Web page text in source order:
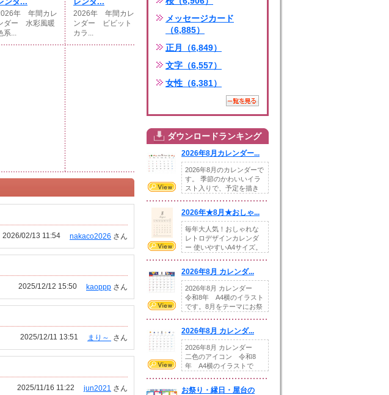
年 年間カレ
ダー 水彩風暖
系...
2026年 年間カレ
ンダー ビビット
カラ...
nakaco2026 さん
2026/02/13 11:54
kaoppp さん
2025/12/12 15:50
まり～ さん
2025/12/11 13:51
jun2021 さん
2025/11/16 11:22
メッセージカード
（6,885）
正月（6,849）
文字（6,557）
女性（6,381）
ダウンロードランキング
2026年8月カレンダー...
2026年8月のカレンダーで
す。 季節のかわいいイラ
スト入りで、予定を描き
2026年★8月★おしゃ...
毎年大人気！おしゃれな
レトロデザインカレンダ
ー 使いやすいA4サイズ。
2026年8月 カレンダ...
2026年8月 カレンダー
令和8年 A4横のイラスト
です。8月をテーマにお祭
2026年8月 カレンダ...
2026年8月 カレンダー
二色のアイコン 令和8
年 A4横のイラストで
お祭り・縁日・屋台の